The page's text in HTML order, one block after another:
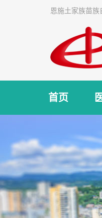
恩施土家族苗族
首页